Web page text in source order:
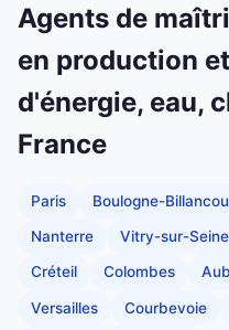
Agents de
en production
d'énergie, eau,
France
Paris Boulogne-
Nanterre Vitry-sur-Seine
Créteil Colombes
Versailles Courbevoie